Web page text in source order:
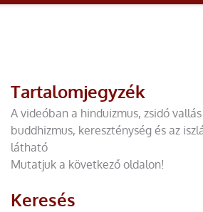
Tartalomjegyzék
A videóban a hinduizmus, zsidó
buddhizmus, kereszténység és az
látható
Mutatjuk a következő oldalon!
Keresés